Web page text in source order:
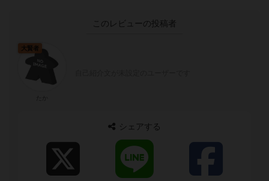
このレビューの投稿者
大賢者
シェアする